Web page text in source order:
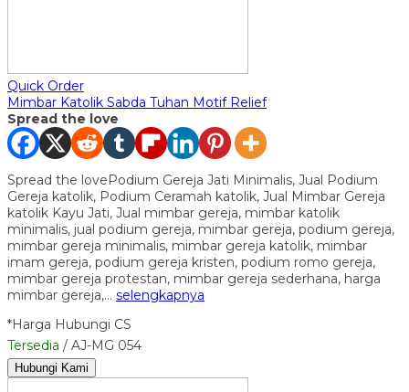
Quick Order
Mimbar Katolik Sabda Tuhan Motif Relief
Spread the love
Spread the lovePodium Gereja Jati Minimalis, Jual Podium
Gereja katolik, Podium Ceramah katolik, Jual Mimbar Gereja
katolik Kayu Jati, Jual mimbar gereja, mimbar katolik
minimalis, jual podium gereja, mimbar gereja, podium gereja,
mimbar gereja minimalis, mimbar gereja katolik, mimbar
imam gereja, podium gereja kristen, podium romo gereja,
mimbar gereja protestan, mimbar gereja sederhana, harga
mimbar gereja,… selengkapnya
*Harga Hubungi CS
Tersedia / AJ-MG 054
Hubungi Kami